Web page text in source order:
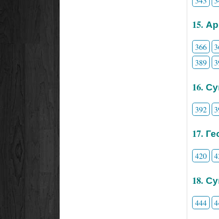
15.
366
389
16.
392
17.
420
18.
444